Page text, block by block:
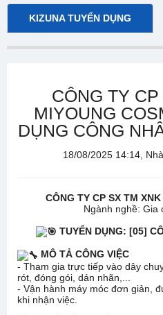
KIZUNA TUYỂN DỤNG
CÔNG TY
MIYOUNG
DỤNG CÔNG
18/08/2025 14:14,
CÔNG TY CP SX TM
Ngành nghề: Gia
TUYỂN DỤNG: [05]
MÔ TẢ CÔNG VIỆC
- Tham gia trực tiếp vào dây
rót, đóng gói, dán nhãn,...
- Vận hành máy móc đơn giản,
khi nhận việc.